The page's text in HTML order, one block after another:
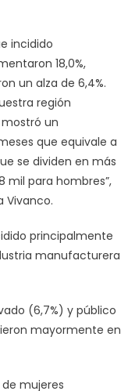
incidido
18,0%,
un alza de 6,4%.
región
un
que equivale a
se dividen en más
mil para hombres”,
Vivanco.
principalmente
manufacturera
(6,7%) y público
mayormente en
mujeres